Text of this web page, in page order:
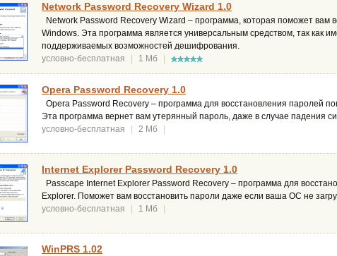
Network Password Recovery Wizard 1.0
Network Password Recovery Wizard – программа, которая поможет вам
Windows. Эта программа является универсальным средством, так как
поддерживаемых возможностей дешифрования.
условно-бесплатная
1 Мб
Opera Password Recovery 1.0
Opera Password Recovery – программа для восстановления паролей
Эта программа вернет вам утерянный пароль, даже в случае падения
условно-бесплатная
2 Мб
Internet Explorer Password Recovery 1.0
Passcape Internet Explorer Password Recovery – программа для
Explorer. Поможет вам восстановить пароли даже если ваша ОС не
условно-бесплатная
1 Мб
WinPRS 1.02